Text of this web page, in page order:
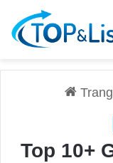
Top 10+